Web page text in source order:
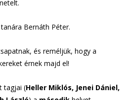
Bernáth Péter.
és reméljük, hogy a
érnek majd el!
tagjai (Heller Miklós, Jenei Dániel,